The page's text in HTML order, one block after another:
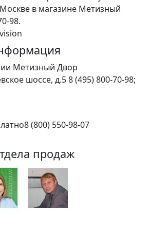
в магазине Метизный
98.
Метизный Двор
шоссе, д.58 (495) 800-70-98;
8 (800) 550-98-07
продаж